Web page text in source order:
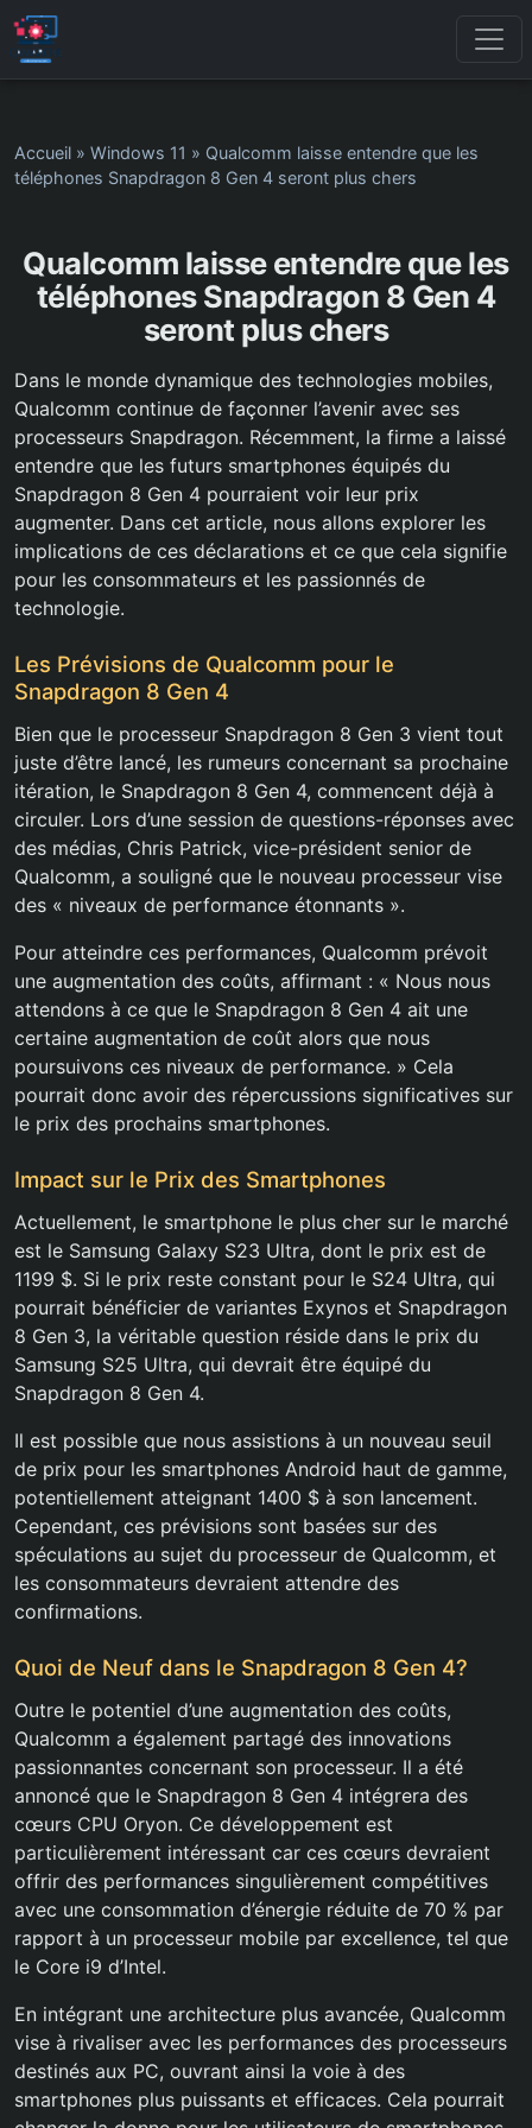
Accueil » Windows 11 » Qualcomm laisse entendre que les
téléphones Snapdragon 8 Gen 4 seront plus chers
Qualcomm laisse entendre que les
téléphones Snapdragon 8 Gen 4
seront plus chers
Dans le monde dynamique des technologies mobiles,
Qualcomm continue de façonner l’avenir avec ses
processeurs Snapdragon. Récemment, la firme a laissé
entendre que les futurs smartphones équipés du
Snapdragon 8 Gen 4 pourraient voir leur prix
augmenter. Dans cet article, nous allons explorer les
implications de ces déclarations et ce que cela signifie
pour les consommateurs et les passionnés de
technologie.
Les Prévisions de Qualcomm pour le
Snapdragon 8 Gen 4
Bien que le processeur Snapdragon 8 Gen 3 vient tout
juste d’être lancé, les rumeurs concernant sa prochaine
itération, le Snapdragon 8 Gen 4, commencent déjà à
circuler. Lors d’une session de questions-réponses avec
des médias, Chris Patrick, vice-président senior de
Qualcomm, a souligné que le nouveau processeur vise
des « niveaux de performance étonnants ».
Pour atteindre ces performances, Qualcomm prévoit
une augmentation des coûts, affirmant : « Nous nous
attendons à ce que le Snapdragon 8 Gen 4 ait une
certaine augmentation de coût alors que nous
poursuivons ces niveaux de performance. » Cela
pourrait donc avoir des répercussions significatives sur
le prix des prochains smartphones.
Impact sur le Prix des Smartphones
Actuellement, le smartphone le plus cher sur le marché
est le Samsung Galaxy S23 Ultra, dont le prix est de
1199 $. Si le prix reste constant pour le S24 Ultra, qui
pourrait bénéficier de variantes Exynos et Snapdragon
8 Gen 3, la véritable question réside dans le prix du
Samsung S25 Ultra, qui devrait être équipé du
Snapdragon 8 Gen 4.
Il est possible que nous assistions à un nouveau seuil
de prix pour les smartphones Android haut de gamme,
potentiellement atteignant 1400 $ à son lancement.
Cependant, ces prévisions sont basées sur des
spéculations au sujet du processeur de Qualcomm, et
les consommateurs devraient attendre des
confirmations.
Quoi de Neuf dans le Snapdragon 8 Gen 4?
Outre le potentiel d’une augmentation des coûts,
Qualcomm a également partagé des innovations
passionnantes concernant son processeur. Il a été
annoncé que le Snapdragon 8 Gen 4 intégrera des
cœurs CPU Oryon. Ce développement est
particulièrement intéressant car ces cœurs devraient
offrir des performances singulièrement compétitives
avec une consommation d’énergie réduite de 70 % par
rapport à un processeur mobile par excellence, tel que
le Core i9 d’Intel.
En intégrant une architecture plus avancée, Qualcomm
vise à rivaliser avec les performances des processeurs
destinés aux PC, ouvrant ainsi la voie à des
smartphones plus puissants et efficaces. Cela pourrait